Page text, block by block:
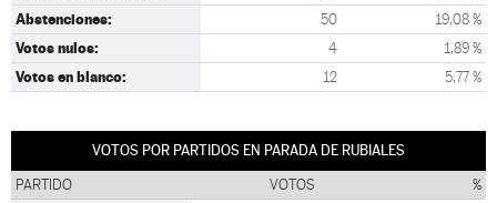
Abstenciones: 50 19,08 %
Votos nulos: 4 1,89 %
Votos en blanco: 12 5,77 %
VOTOS POR PARTIDOS EN PARADA DE RUBIALES
PARTIDO VOTOS %